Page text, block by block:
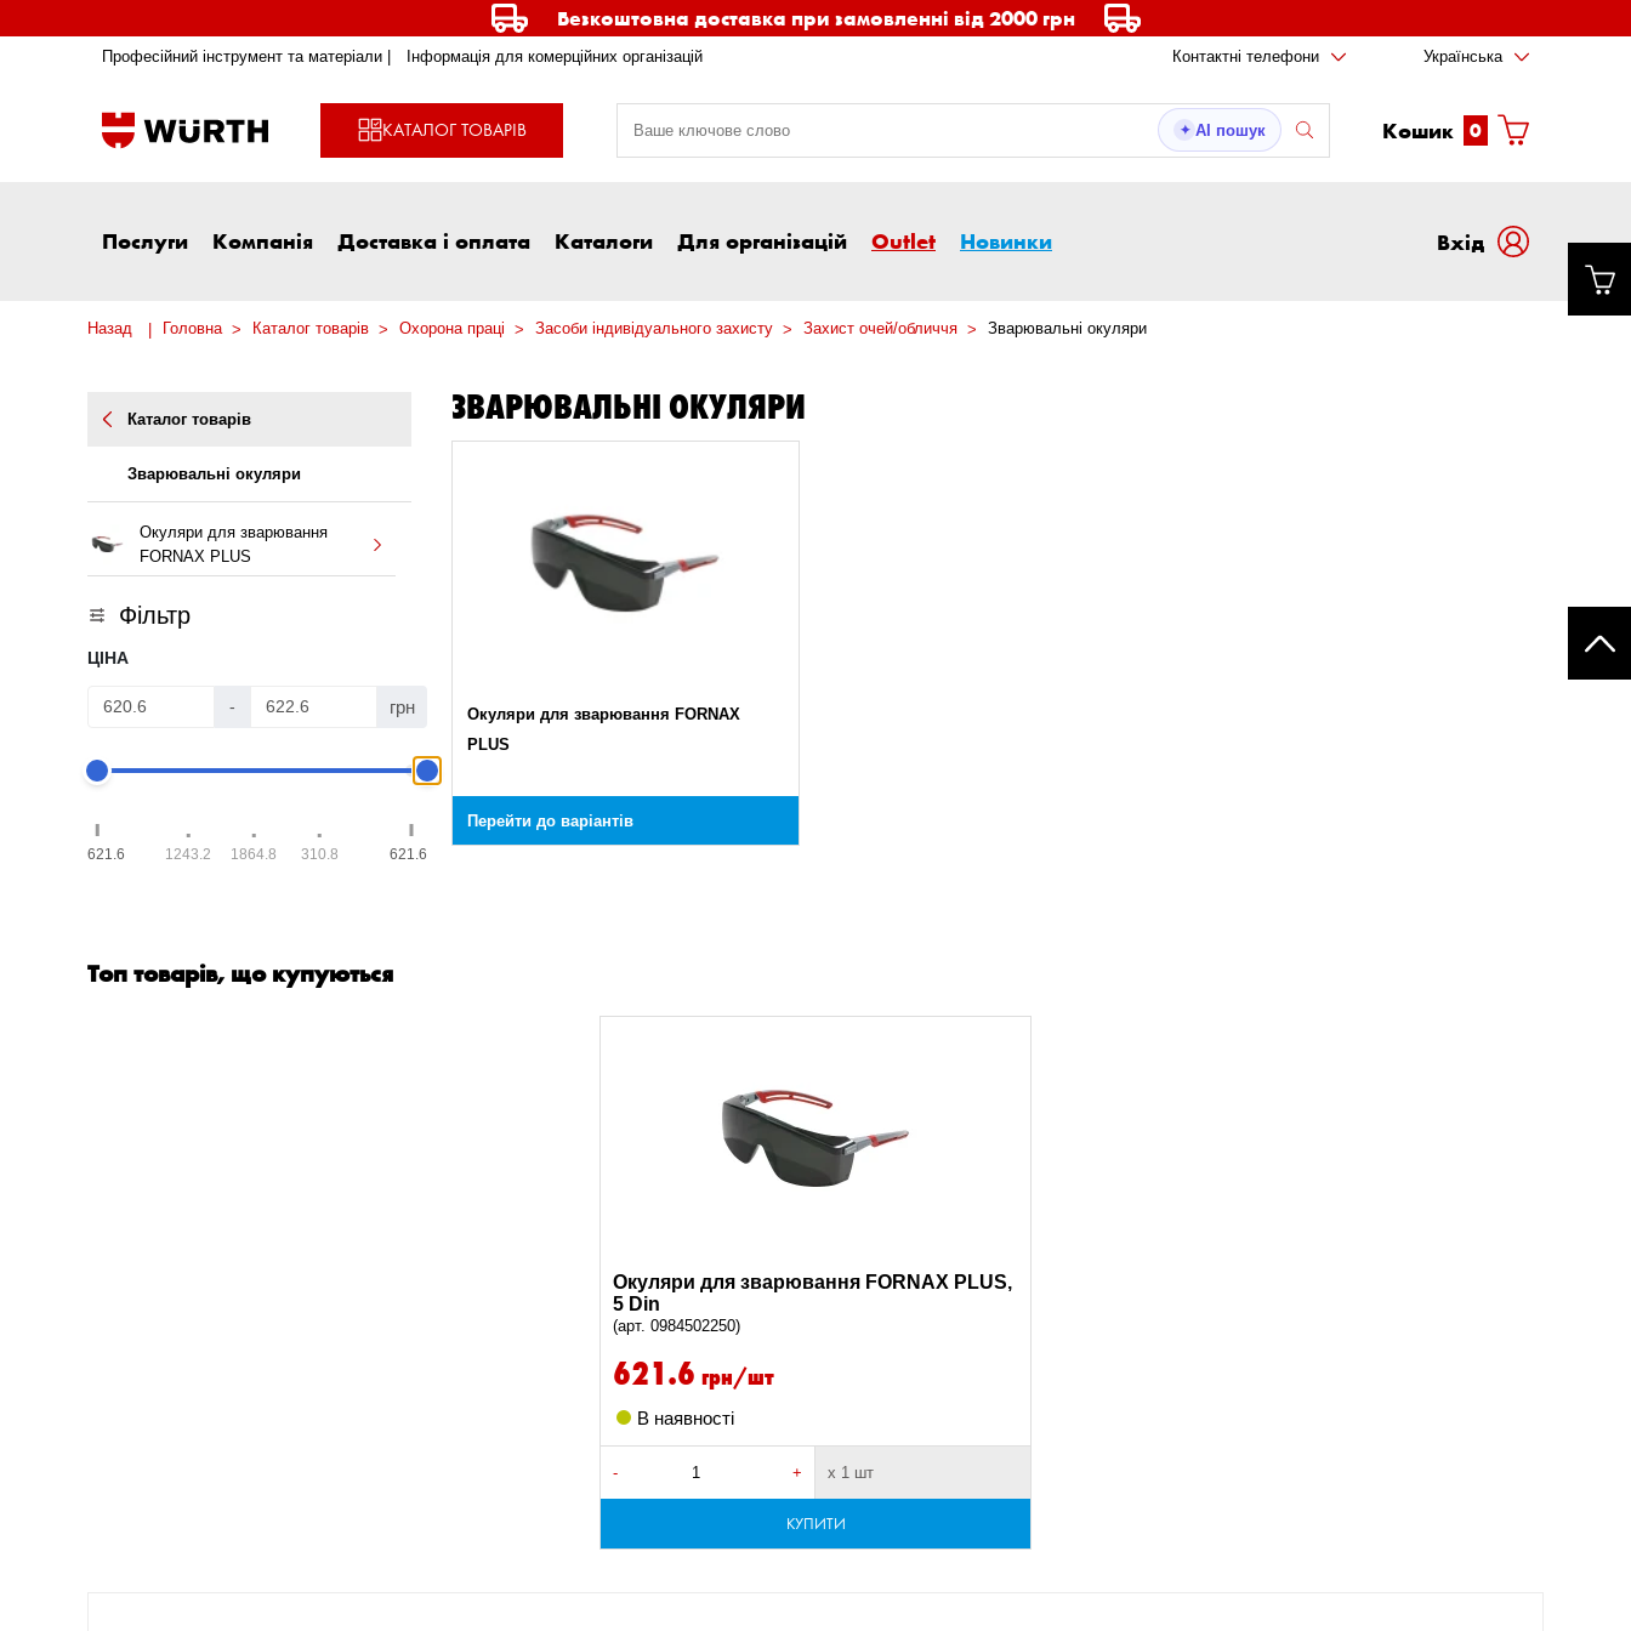
Безкоштовна доставка при замовленні від 2000 грн
Професійний інструмент та матеріали | Інформація для комерційних організацій Контактні телефони Українська
КАТАЛОГ ТОВАРІВ ✦ AI пошук Кошик 0
Послуги Компанія Доставка і оплата Каталоги Для організацій Outlet Новинки Вxід
Назад Головна Каталог товарів Охорона праці Засоби індивідуального захисту Захист очей/обличчя Зварювальні окуляри
Каталог товарів
Зварювальні окуляри
Окуляри для зварювання
FORNAX PLUS
Фільтр
ЦІНА
- грн
621.6 1243.2 1864.8 310.8 621.6
ЗВАРЮВАЛЬНІ ОКУЛЯРИ
Окуляри для зварювання FORNAX
PLUS
Перейти до варіантів
Топ товарів, що купуються
Окуляри для зварювання FORNAX PLUS,
5 Din
(арт. 0984502250)
621.6 грн/шт
В наявності
- + х 1 шт
КУПИТИ